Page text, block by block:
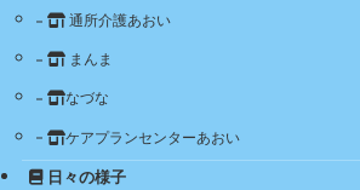
通所介護あおい
まんま
なづな
ケアプランセンターあおい
日々の様子